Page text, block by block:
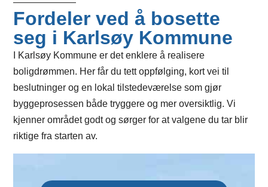
Fordeler ved å bosette
seg i Karlsøy Kommune
I Karlsøy Kommune er det enklere å realisere
boligdrømmen. Her får du tett oppfølging, kort vei til
beslutninger og en lokal tilstedeværelse som gjør
byggeprosessen både tryggere og mer oversiktlig. Vi
kjenner området godt og sørger for at valgene du tar blir
riktige fra starten av.